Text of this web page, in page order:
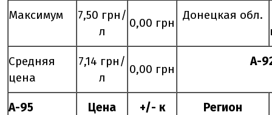
Максимум
7,50 грн/
л
0,00 грн
Донецкая обл.
Средняя
цена
7,14 грн/
л
0,00 грн
А-
А-95 Цена
+/- к
Регион